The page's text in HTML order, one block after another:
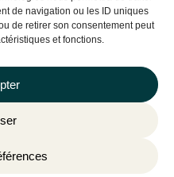
de navigation ou les ID uniques
de retirer son consentement peut
et fonctions.